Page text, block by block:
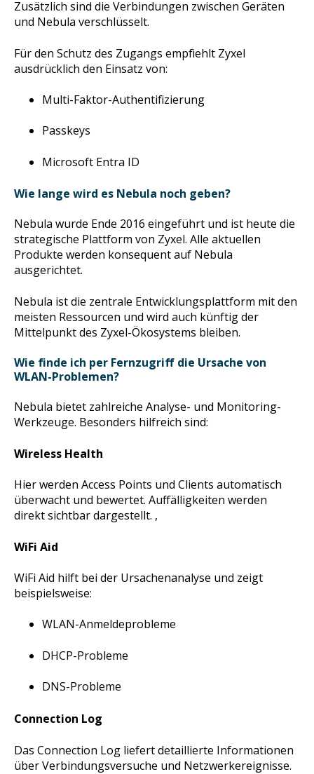
Zusätzlich sind die Verbindungen zwischen Geräten
und Nebula verschlüsselt.
Für den Schutz des Zugangs empfiehlt Zyxel
ausdrücklich den Einsatz von:
Multi-Faktor-Authentifizierung
Passkeys
Microsoft Entra ID
Wie lange wird es Nebula noch geben?
Nebula wurde Ende 2016 eingeführt und ist heute die
strategische Plattform von Zyxel. Alle aktuellen
Produkte werden konsequent auf Nebula
ausgerichtet.
Nebula ist die zentrale Entwicklungsplattform mit den
meisten Ressourcen und wird auch künftig der
Mittelpunkt des Zyxel-Ökosystems bleiben.
Wie finde ich per Fernzugriff die Ursache von
WLAN-Problemen?
Nebula bietet zahlreiche Analyse- und Monitoring-
Werkzeuge. Besonders hilfreich sind:
Wireless Health
Hier werden Access Points und Clients automatisch
überwacht und bewertet. Auffälligkeiten werden
direkt sichtbar dargestellt. ,
WiFi Aid
WiFi Aid hilft bei der Ursachenanalyse und zeigt
beispielsweise:
WLAN-Anmeldeprobleme
DHCP-Probleme
DNS-Probleme
Connection Log
Das Connection Log liefert detaillierte Informationen
über Verbindungsversuche und Netzwerkereignisse.